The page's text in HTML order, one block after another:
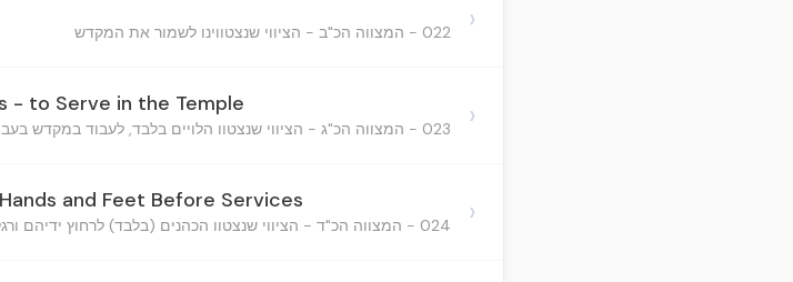
022 - המצווה הכ"ב - הציווי שנצטווינו לשמור את המקדש ›
- to Serve in the Temple
023 - המצווה הכ"ג - הציווי שנצטוו הלויים בלבד, לעבוד במקדש בעבודות ידועות ›
and Feet Before Services
024 - המצווה הכ"ד - הציווי שנצטוו הכהנים (בלבד) לרחוץ ידיהם ורגליהם כל פעם שיצטרכו להיכנס להיכל או ל ›